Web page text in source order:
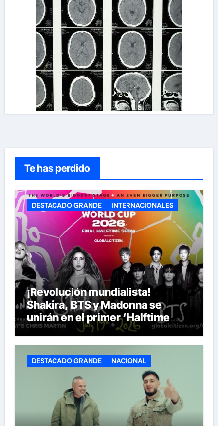
Te has perdido
DESTACADO GRANDE INTERNACIONALES
¡Revolución mundialista!
Shakira, BTS y Madonna se
unirán en el primer ‘Halftime
Show’ de la historia del Mundial
DESTACADO GRANDE NACIONAL